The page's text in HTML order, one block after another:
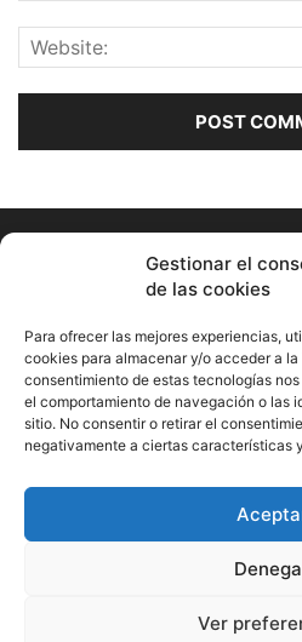
Gestionar el
de las cookies
Para ofrecer las mejores experiencias,
cookies para almacenar y/o acceder a
consentimiento de estas tecnologías
el comportamiento de navegación o las
sitio. No consentir o retirar el
negativamente a ciertas características
Ver
ABOUT
Información Cultural de Málaga
Contact us:
FOLLOW